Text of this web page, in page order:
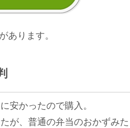
あります。
安かったので購入。
が、普通の弁当のおかずみた